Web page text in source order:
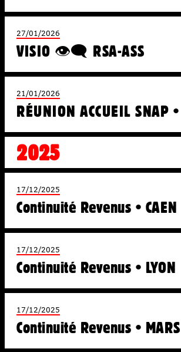
27/01/2026
VISIO 👁️‍🗨️ RSA-ASS
21/01/2026
RÉUNION ACCUEIL SNAP
2025
17/12/2025
Continuité Revenus • CAEN
17/12/2025
Continuité Revenus • LYON
17/12/2025
Continuité Revenus •